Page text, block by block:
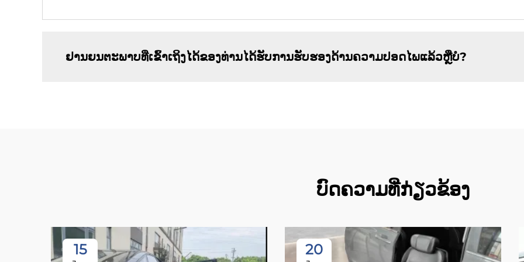
ຢານຍນຕະພາບທີ່ເຂົ້າເຖິງໄດ້ຂອງທ່ານໄດ້ຮັບການຮັບຮອງດ້ານຄວາມປອດໄພແລ້ວຫຼືບໍ?
ບົດຄວາມທີ່ກ່ຽວຂ້ອງ
15 20